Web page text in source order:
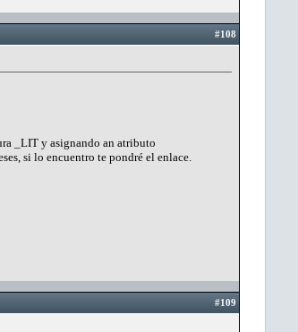
#108
_LIT y asignando an atributo
si lo encuentro te pondré el enlace.
#109